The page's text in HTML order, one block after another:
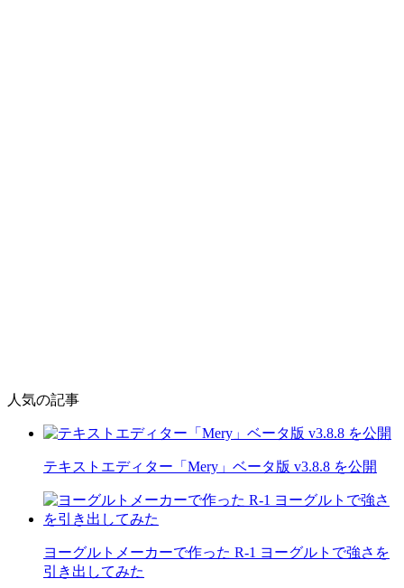
人気の記事
テキストエディター「Mery」ベータ版 v3.8.8 を公開
ヨーグルトメーカーで作った R-1 ヨーグルトで強さを
引き出してみた